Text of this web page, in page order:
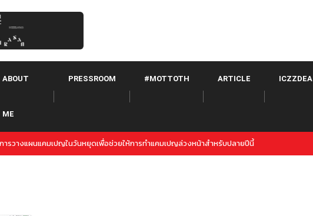
ABOUT
ME
PRESSROOM #MOTTOTH ARTICLE ICZZDEA
ยปีนี้Threads คืออะไร ใช้ยังไง :: Threads คู่แข่งใหม่ของ Twitter จาก META เปิดตัวภายใต้
Instagram